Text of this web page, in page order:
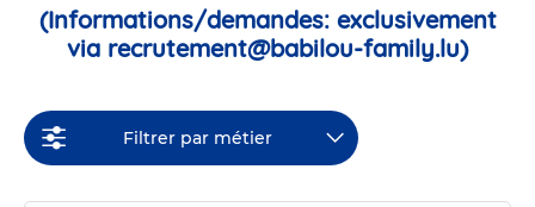
(Informations/demandes: exclusivement
via recrutement@babilou-family.lu)
Filtrer par métier